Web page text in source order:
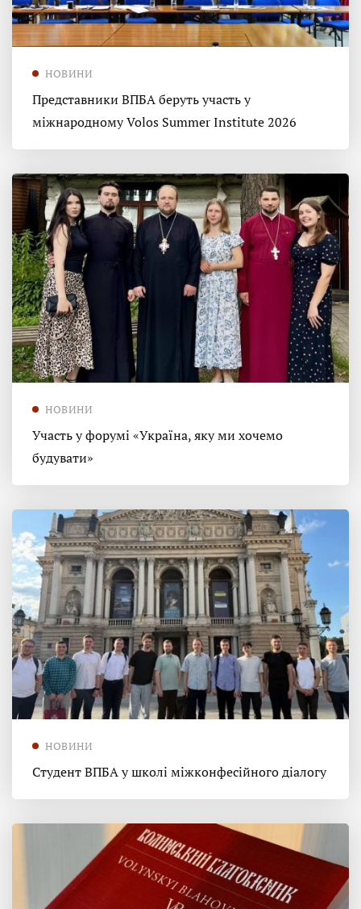
НОВИНИ
Представники ВПБА беруть участь у
міжнародному Volos Summer Institute 2026
НОВИНИ
Участь у форумі «Україна, яку ми хочемо
будувати»
НОВИНИ
Студент ВПБА у школі міжконфесійного діалогу